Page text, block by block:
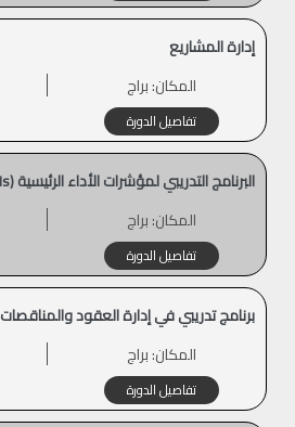
إدارة المشاريع
المكان:براج
تفاصيل الدورة
البرنامج التدريبي لمؤشرات الأداء الرئيسية (KPIs)
المكان:براج
تفاصيل الدورة
برنامج تدريبي في إدارة العقود والمناقصات
المكان:براج
تفاصيل الدورة